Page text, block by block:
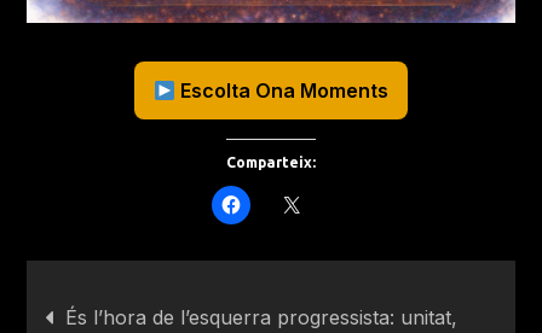
Escolta Ona Moments
Comparteix:
És l’hora de l’esquerra progressista: unitat,